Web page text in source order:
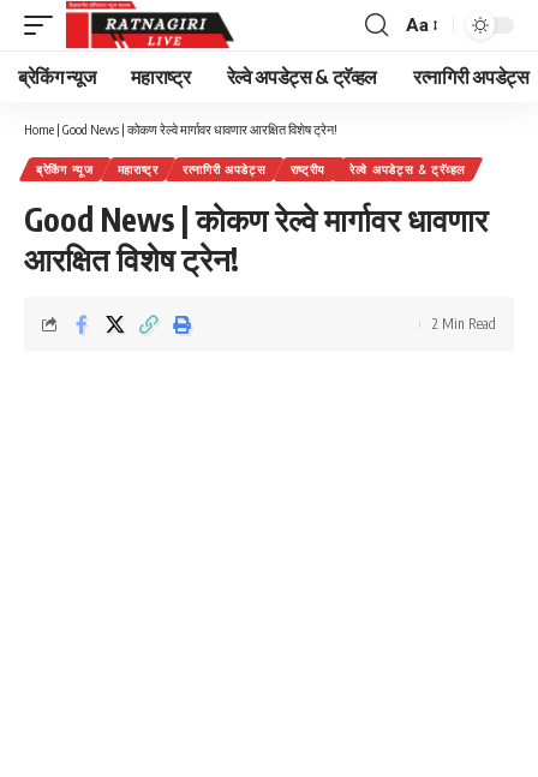
Font
Resizer
Aa
ब्रेकिंग न्यूज महाराष्ट्र रेल्वे अपडेट्स & ट्रॅव्हल रत्नागिरी अपडेट्स
Home | Good News | कोकण रेल्वे मार्गावर धावणार आरक्षित विशेष ट्रेन!
ब्रेकिंग न्यूज महाराष्ट्र रत्नागिरी अपडेट्स राष्ट्रीय रेल्वे अपडेट्स & ट्रॅव्हल
Good News | कोकण रेल्वे मार्गावर धावणार
आरक्षित विशेष ट्रेन!
2 Min Read